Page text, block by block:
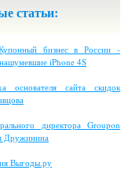
статьи:
бизнес в России -
iPhone 4S
основателя сайта скидок
директора Groupon
Дружинина
Выгоды.ру